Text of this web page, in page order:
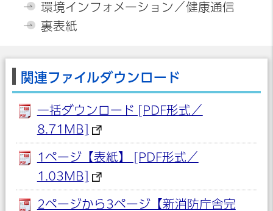
環境インフォメーション／健康通信
裏表紙
関連ファイルダウンロード
一括ダウンロード [PDF形式／
8.71MB]
1ページ【表紙】 [PDF形式／
1.03MB]
2ページから3ページ【新消防庁舎完